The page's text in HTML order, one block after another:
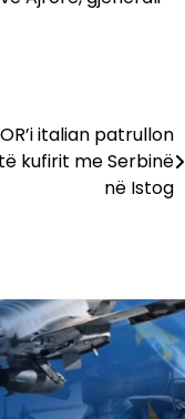
italian patrullon
kufirit me Serbinë
në Istog